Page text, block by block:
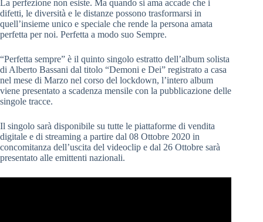
La perfezione non esiste. Ma quando si ama accade che i
difetti, le diversità e le distanze possono trasformarsi in
quell’insieme unico e speciale che rende la persona amata
perfetta per noi. Perfetta a modo suo Sempre.
“Perfetta sempre” è il quinto singolo estratto dell’album solista
di Alberto Bassani dal titolo “Demoni e Dei” registrato a casa
nel mese di Marzo nel corso del lockdown, l’intero album
viene presentato a scadenza mensile con la pubblicazione delle
singole tracce.
Il singolo sarà disponibile su tutte le piattaforme di vendita
digitale e di streaming a partire dal 08 Ottobre 2020 in
concomitanza dell’uscita del videoclip e dal 26 Ottobre sarà
presentato alle emittenti nazionali.